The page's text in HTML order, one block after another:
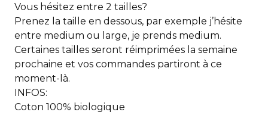
Vous hésitez entre 2 tailles?
Prenez la taille en dessous, par exemple j’hésite
entre medium ou large, je prends medium.
Certaines tailles seront réimprimées la semaine
prochaine et vos commandes partiront à ce
moment-là.
INFOS:
Coton 100% biologique